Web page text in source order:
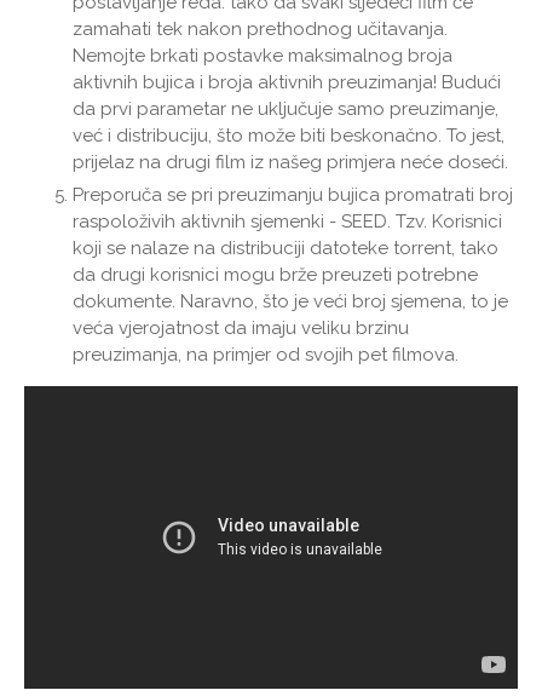
zamahati tek nakon prethodnog učitavanja.
Nemojte brkati postavke maksimalnog broja
aktivnih bujica i broja aktivnih preuzimanja! Budući
da prvi parametar ne uključuje samo preuzimanje,
već i distribuciju, što može biti beskonačno. To jest,
prijelaz na drugi film iz našeg primjera neće doseći.
Preporuča se pri preuzimanju bujica promatrati broj
raspoloživih aktivnih sjemenki - SEED. Tzv. Korisnici
koji se nalaze na distribuciji datoteke torrent, tako
da drugi korisnici mogu brže preuzeti potrebne
dokumente. Naravno, što je veći broj sjemena, to je
veća vjerojatnost da imaju veliku brzinu
preuzimanja, na primjer od svojih pet filmova.